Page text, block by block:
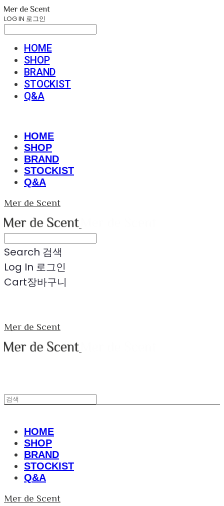
LOG IN 로그인
HOME
SHOP
BRAND
STOCKIST
Q&A
HOME
SHOP
BRAND
STOCKIST
Q&A
Mer de Scent
Search 검색
Log In 로그인
Cart장바구니
Mer de Scent
HOME
SHOP
BRAND
STOCKIST
Q&A
Mer de Scent